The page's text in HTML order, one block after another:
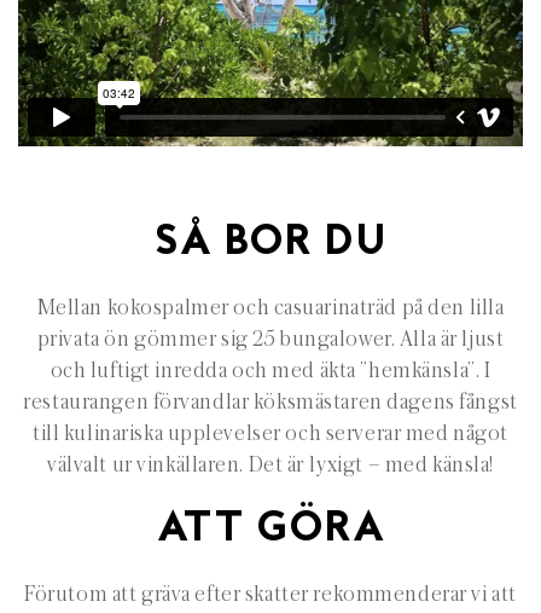
SÅ BOR DU
Mellan kokospalmer och casuarinaträd på den lilla
privata ön gömmer sig 25 bungalower. Alla är ljust
och luftigt inredda och med äkta ”hemkänsla”. I
restaurangen förvandlar köksmästaren dagens fångst
till kulinariska upplevelser och serverar med något
välvalt ur vinkällaren. Det är lyxigt – med känsla!
ATT GÖRA
Förutom att gräva efter skatter rekommenderar vi att